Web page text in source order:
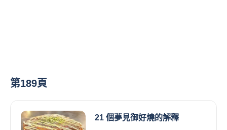
第189頁
21 個夢見御好燒的解釋